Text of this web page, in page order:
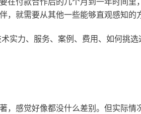
就需要从其他一些能够直观感知的
实力、服务、案例、费用、如何挑
感觉好像都没什么差别。但实际情